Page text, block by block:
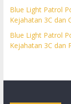
Blue Light Patrol
Kejahatan 3C dan
Blue Light Patrol
Kejahatan 3C dan